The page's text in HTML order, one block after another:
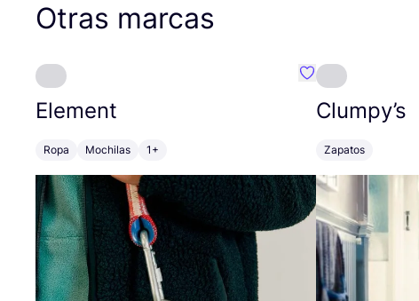
Otras marcas
Element
Ropa Mochilas 1+
Favoritos {nombre}
Clumpy’s
Zapatos